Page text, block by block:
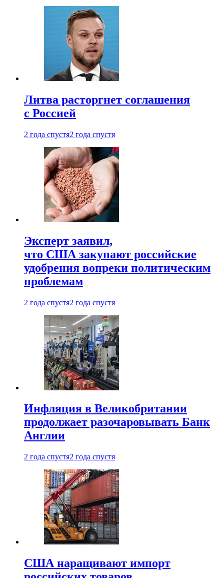
Литва расторгнет соглашения
с Россией
2 года спустя2 года спустя
Эксперт заявил,
что США закупают российские
удобрения вопреки политическим
проблемам
2 года спустя2 года спустя
Инфляция в Великобритании
продолжает разочаровывать Банк
Англии
2 года спустя2 года спустя
США наращивают импорт